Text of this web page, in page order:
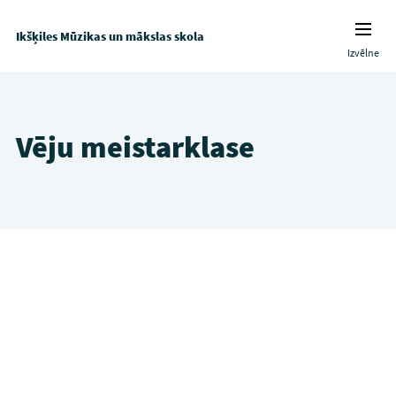
Ikšķiles Mūzikas un mākslas skola
Izvēlne
Vēju meistarklase